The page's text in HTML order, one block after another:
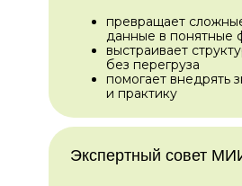
Экспертный совет
превращает
данные в понятные
выстраивает
без перегруза
помогает внедрять
и практику